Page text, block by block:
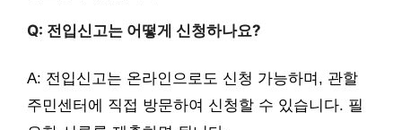
Q: 전입신고는 어떻게 신청하나요?
A: 전입신고는 온라인으로도 신청 가능하며, 관할
주민센터에 직접 방문하여 신청할 수 있습니다. 필